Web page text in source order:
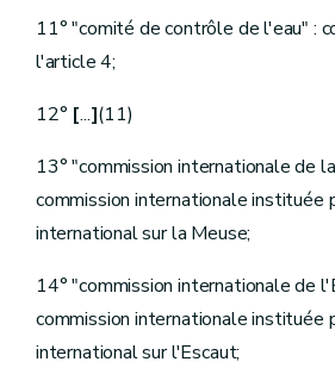
Sous-section
Evaluation
Art.[D.193bis
Art.D.195
Art.[D.195bis.
Art.D.196
Art.D.198
Art.D.199
Sous-section 3
Art.D.200
11° "comité de contrôle de l'eau" :
l'article 4;
12° [...](11)
13° "commission internationale de
commission internationale instituée
international sur la Meuse;
14° "commission internationale de
commission internationale instituée
international sur l'Escaut;